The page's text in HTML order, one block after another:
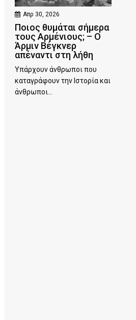
Απρ 30, 2026
Ποιος θυμάται σήμερα
τους Αρμένιους; – Ο
Άρμιν Βέγκνερ
απέναντι στη λήθη
Υπάρχουν άνθρωποι που
καταγράφουν την Ιστορία και
άνθρωποι...